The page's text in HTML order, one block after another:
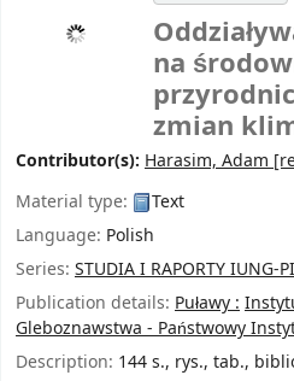
na
zmian
Contributor(s): Harasim, Adam
Material type:
Text
Language: Polish
Series: STUDIA I RAPORTY IUNG-
Publication details: Puławy :
Gleboznawstwa - Państwowy
Description: 144 s., rys., tab.,